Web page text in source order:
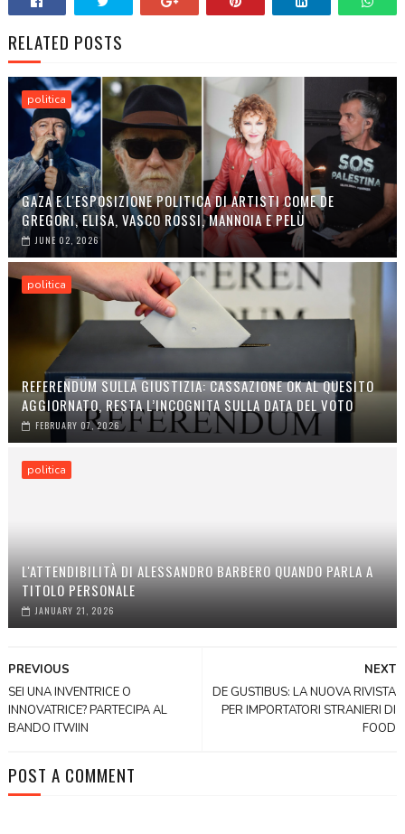
RELATED POSTS
politica
GAZA E L'ESPOSIZIONE POLITICA DI ARTISTI COME DE
GREGORI, ELISA, VASCO ROSSI, MANNOIA E PELÙ
JUNE 02, 2026
politica
REFERENDUM SULLA GIUSTIZIA: CASSAZIONE OK AL QUESITO
AGGIORNATO, RESTA L’INCOGNITA SULLA DATA DEL VOTO
FEBRUARY 07, 2026
politica
L'ATTENDIBILITÀ DI ALESSANDRO BARBERO QUANDO PARLA A
TITOLO PERSONALE
JANUARY 21, 2026
NEXT
DE GUSTIBUS: LA NUOVA RIVISTA
PER IMPORTATORI STRANIERI DI
FOOD
PREVIOUS
SEI UNA INVENTRICE O
INNOVATRICE? PARTECIPA AL
BANDO ITWIIN
POST A COMMENT